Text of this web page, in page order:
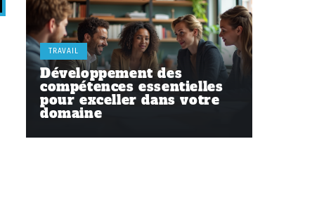
TRAVAIL
Développement des
compétences essentielles
pour exceller dans votre
domaine